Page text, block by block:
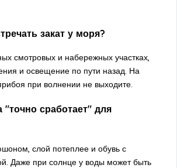
закат у моря?
смотровых и набережных участках,
и освещение по пути назад. На
при волнении не выходите.
"точно сработает" для
слой потеплее и обувь с
Даже при солнце у воды может быть